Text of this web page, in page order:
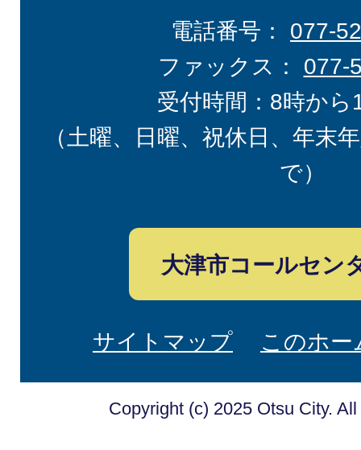
電話番号： 077-
ファックス： 077-
受付時間：8時から
（土曜、日曜、祝休日、年末
で）
大津市コールセン
サイトマップ このホ
Copyright (c) 2025 Otsu City.